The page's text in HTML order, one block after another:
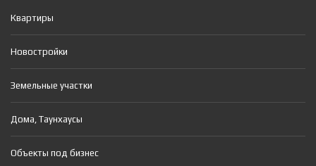
Квартиры
Новостройки
Земельные участки
Дома, Таунхаусы
Объекты под бизнес